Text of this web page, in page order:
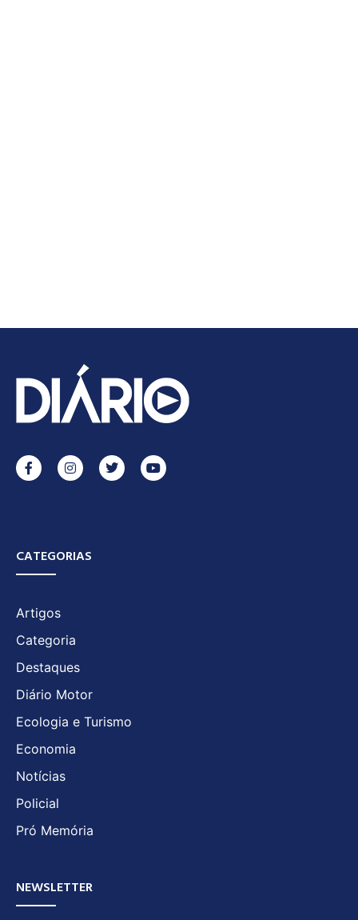
CATEGORIAS
Artigos
Categoria
Destaques
Diário Motor
Ecologia e Turismo
Economia
Notícias
Policial
Pró Memória
NEWSLETTER